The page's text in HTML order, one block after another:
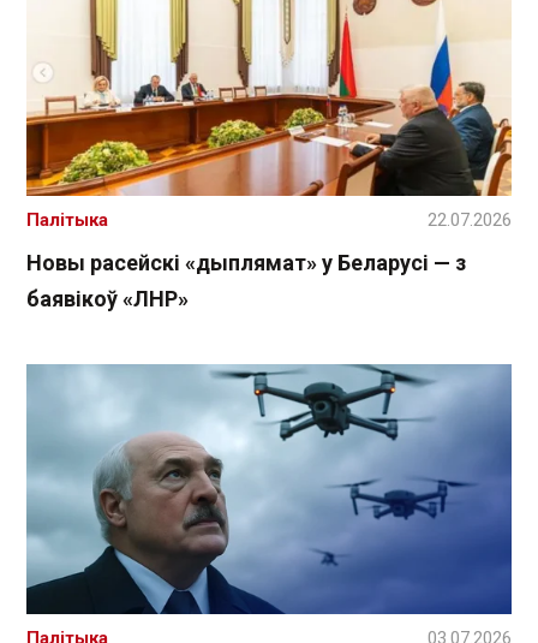
Новы расейскі «дыплямат» у Беларусі — з
баявікоў «ЛНР»
Палітыка 22.07.2026